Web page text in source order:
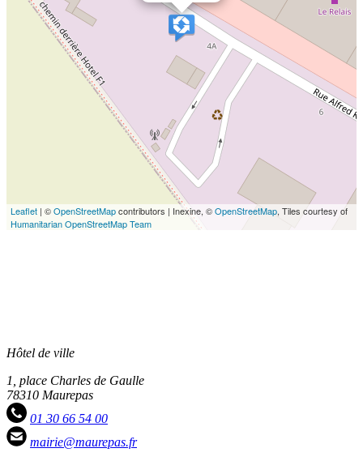
Leaflet | ©OpenStreetMapcontributors | Inexine, ©OpenStreetMap, Tiles courtesy of
Humanitarian OpenStreetMap Team
Hôtel de ville
1, place Charles de Gaulle
78310 Maurepas
01 30 66 54 00
mairie@maurepas.fr